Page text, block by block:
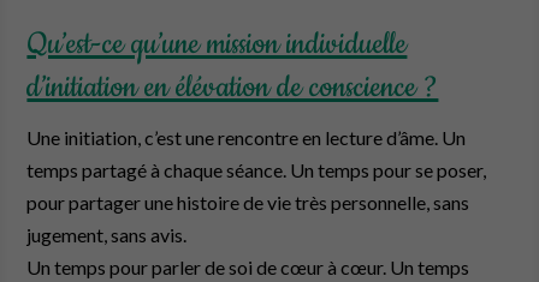
Qu’est-ce qu’une mission individuelle
d’initiation en élévation de conscience ?
Une initiation, c’est une rencontre en lecture d’âme. Un
temps partagé à chaque séance. Un temps pour se poser,
pour partager une histoire de vie très personnelle, sans
jugement, sans avis.
Un temps pour parler de soi de cœur à cœur. Un temps